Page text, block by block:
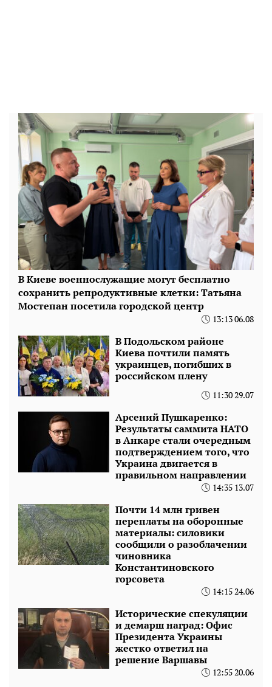
В Киеве военнослужащие могут бесплатно
сохранить репродуктивные клетки: Татьяна
Мостепан посетила городской центр
13:13 06.08
В Подольском районе
Киева почтили память
украинцев, погибших в
российском плену
11:30 29.07
Арсений Пушкаренко:
Результаты саммита НАТО
в Анкаре стали очередным
подтверждением того, что
Украина двигается в
правильном направлении
14:35 13.07
Почти 14 млн гривен
переплаты на оборонные
материалы: силовики
сообщили о разоблачении
чиновника
Константиновского
горсовета
14:15 24.06
Исторические спекуляции
и демарш наград: Офис
Президента Украины
жестко ответил на
решение Варшавы
12:55 20.06